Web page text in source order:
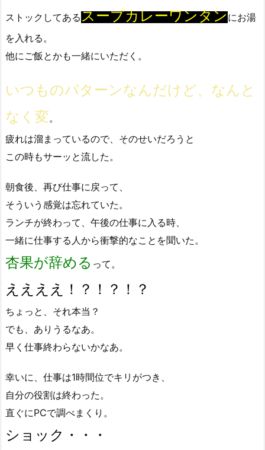
ストックしてあるスープカレーワンタンにお湯
を入れる。
他にご飯とかも一緒にいただく。
いつものパターンなんだけど、なんと
なく変。
疲れは溜まっているので、そのせいだろうと
この時もサーッと流した。
朝食後、再び仕事に戻って、
そういう感覚は忘れていた。
ランチが終わって、午後の仕事に入る時、
一緒に仕事する人から衝撃的なことを聞いた。
杏果が辞める って。
ええええ！？！？！？
ちょっと、それ本当？
でも、ありうるなあ。
早く仕事終わらないかなあ。
幸いに、仕事は1時間位でキリがつき、
自分の役割は終わった。
直ぐにPCで調べまくり。
ショック・・・